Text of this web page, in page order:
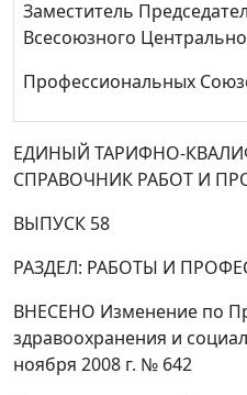
Заместитель
Всесоюзного
Профессиональных
ЕДИНЫЙ ТАРИФНО-
СПРАВОЧНИК РАБОТ И
ВЫПУСК 58
РАЗДЕЛ: РАБОТЫ И
ВНЕСЕНО Изменение по
здравоохранения и
ноября 2008 г. № 642